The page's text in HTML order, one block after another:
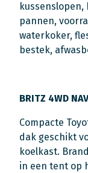
pannen,
waterkoker,
bestek,
BRITZ 4WD
Compacte
dak geschikt
koelkast.
in een tent op